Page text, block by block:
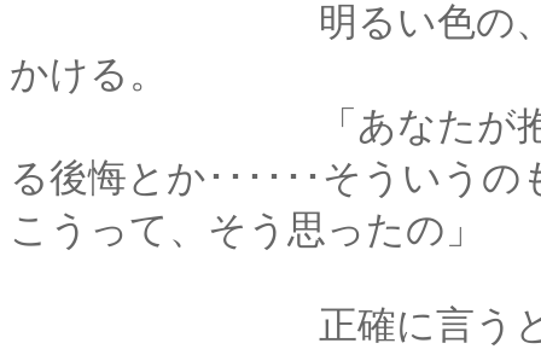
明るい色の、彼の瞳
かける。
「あなたが抱えてい
る後悔とか･･････そういう
こうって、そう思ったの」
正確に言うと、あの